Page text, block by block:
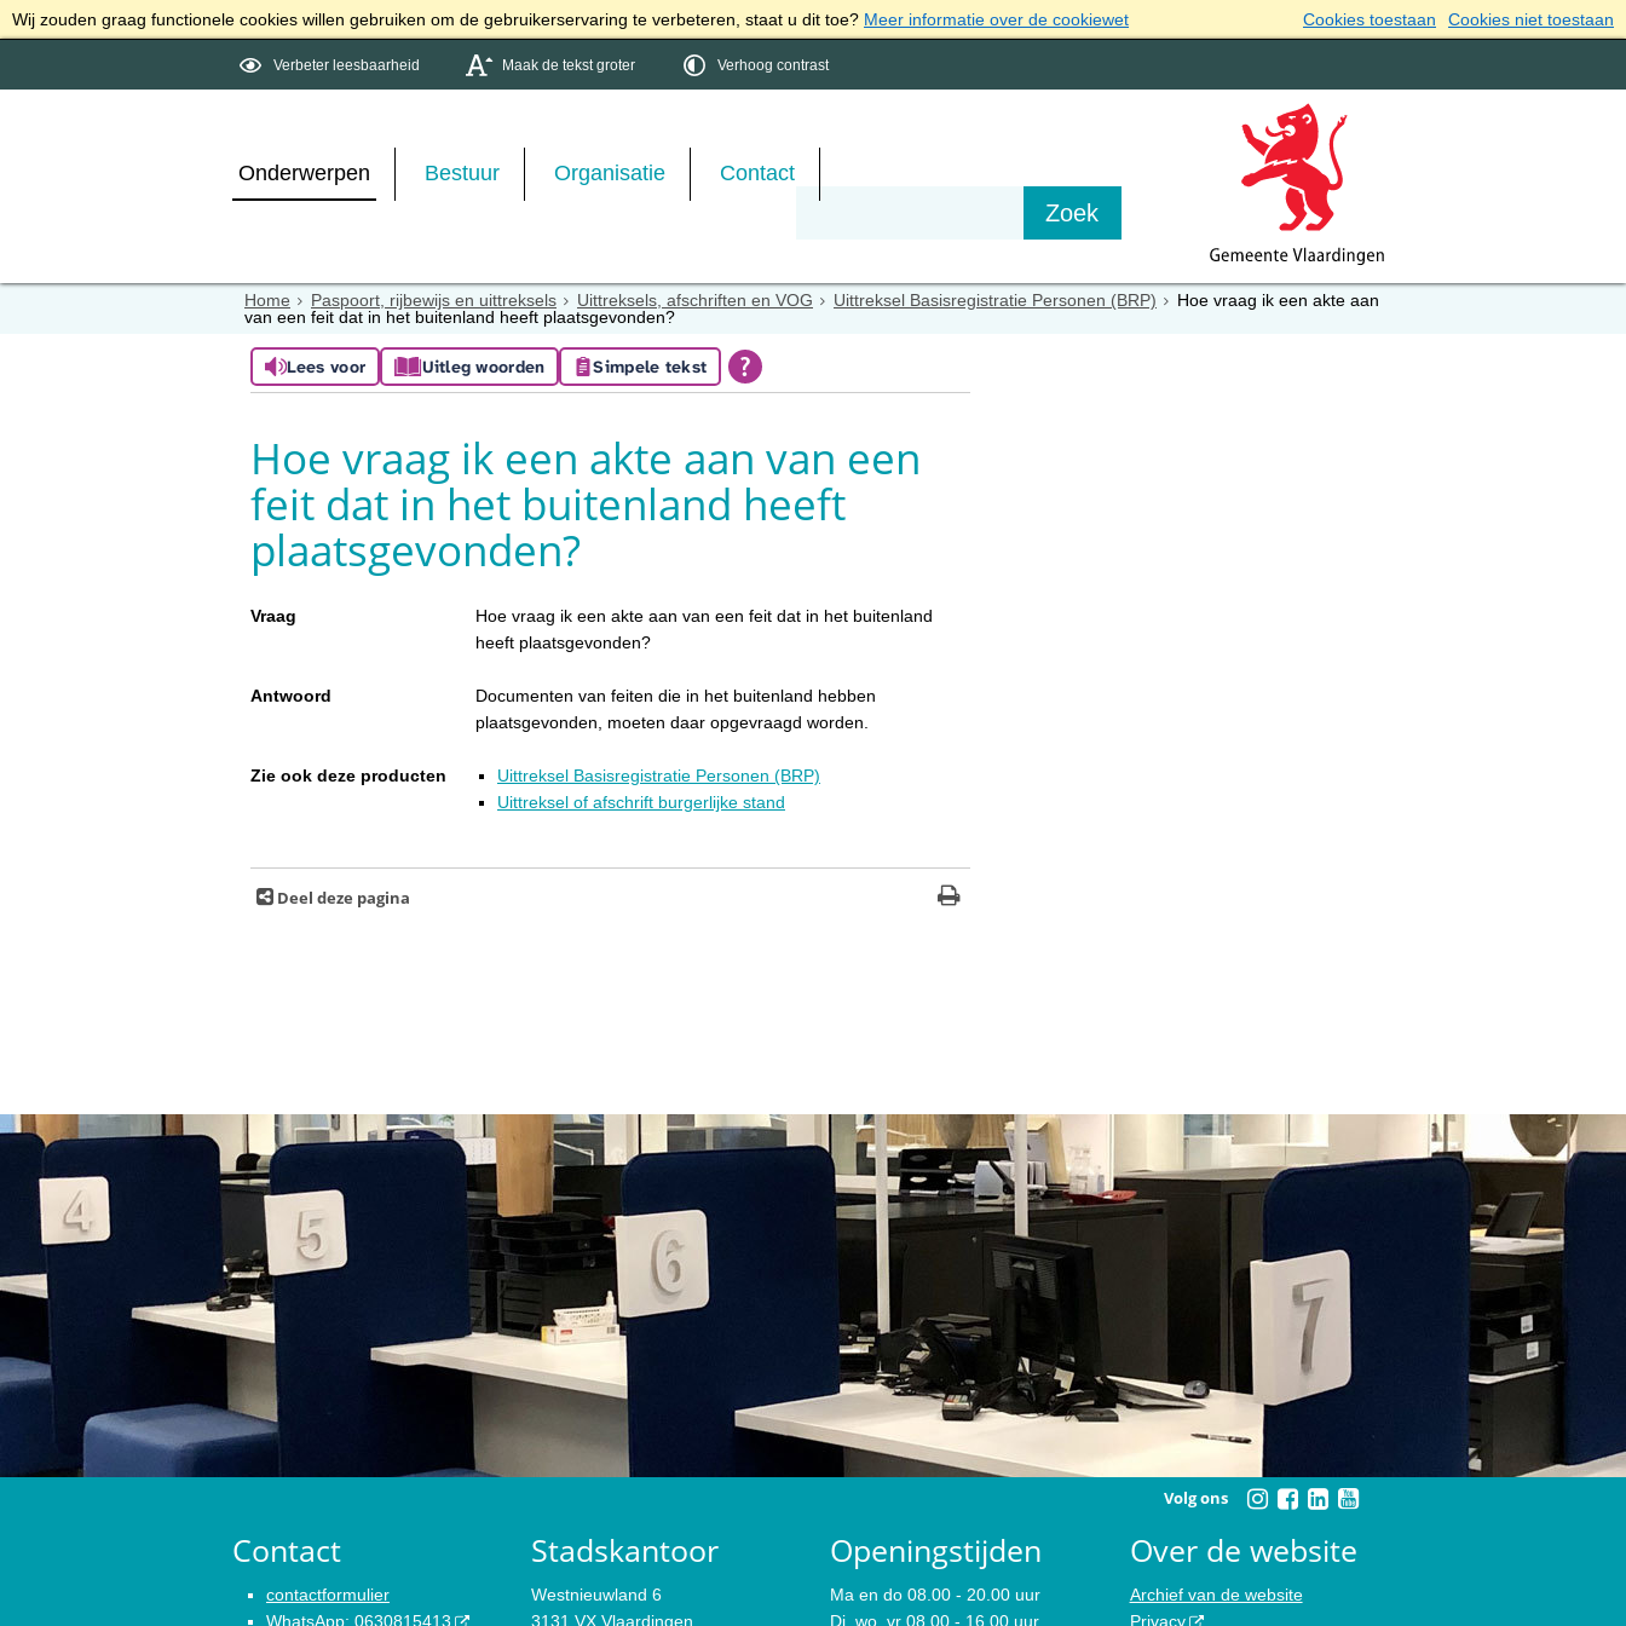
Wij zouden graag functionele cookies willen gebruiken om de gebruikerservaring te verbeteren, staat u dit toe? Meer informatie over de cookiewet Cookies toestaan Cookies niet toestaan
Verbeter leesbaarheid Maak de tekst groter Verhoog contrast
Onderwerpen Bestuur Organisatie Contact
Home Paspoort, rijbewijs en uittreksels Uittreksels, afschriften en VOG Uittreksel Basisregistratie Personen (BRP)
Hoe vraag ik een akte aan
van een feit dat in het buitenland heeft plaatsgevonden?
Lees voor Uitleg woorden Simpele tekst
Hoe vraag ik een akte aan van een
feit dat in het buitenland heeft
plaatsgevonden?
Vraag
Hoe vraag ik een akte aan van een feit dat in het buitenland
heeft plaatsgevonden?
Antwoord
Documenten van feiten die in het buitenland hebben
plaatsgevonden, moeten daar opgevraagd worden.
Zie ook deze producten
Uittreksel Basisregistratie Personen (BRP)
Uittreksel of afschrift burgerlijke stand
Deel deze pagina
Volg ons
Contact
contactformulier
WhatsApp: 0630815413
Stadskantoor
Westnieuwland 6
3131 VX Vlaardingen
Openingstijden
Ma en do 08.00 - 20.00 uur
Di, wo, vr 08.00 - 16.00 uur
Over de website
Archief van de website
Privacy